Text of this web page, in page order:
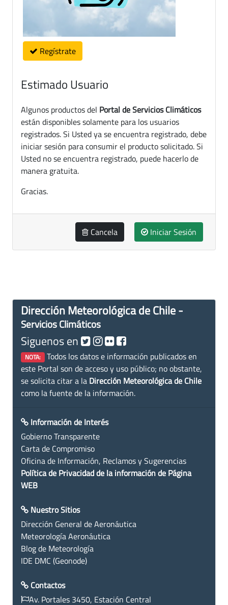
Regístrate
Estimado Usuario
Algunos productos del Portal de Servicios Climáticos
están disponibles solamente para los usuarios
registrados. Si Usted ya se encuentra registrado, debe
iniciar sesión para consumir el producto solicitado. Si
Usted no se encuentra registrado, puede hacerlo de
manera gratuita.
Gracias.
Cancela Iniciar Sesión
Dirección Meteorológica de Chile -
Servicios Climáticos
Siguenos en
NOTA: Todos los datos e información publicados en
este Portal son de acceso y uso público; no obstante,
se solicita citar a la Dirección Meteorológica de Chile
como la fuente de la información.
Información de Interés
Gobierno Transparente
Carta de Compromiso
Oficina de Información, Reclamos y Sugerencias
Política de Privacidad de la información de Página
WEB
Nuestro Sitios
Dirección General de Aeronáutica
Meteorología Aeronáutica
Blog de Meteorología
IDE DMC (Geonode)
Contactos
Av. Portales 3450, Estación Central